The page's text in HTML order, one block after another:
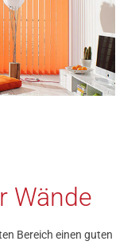
Wände
Bereich einen guten